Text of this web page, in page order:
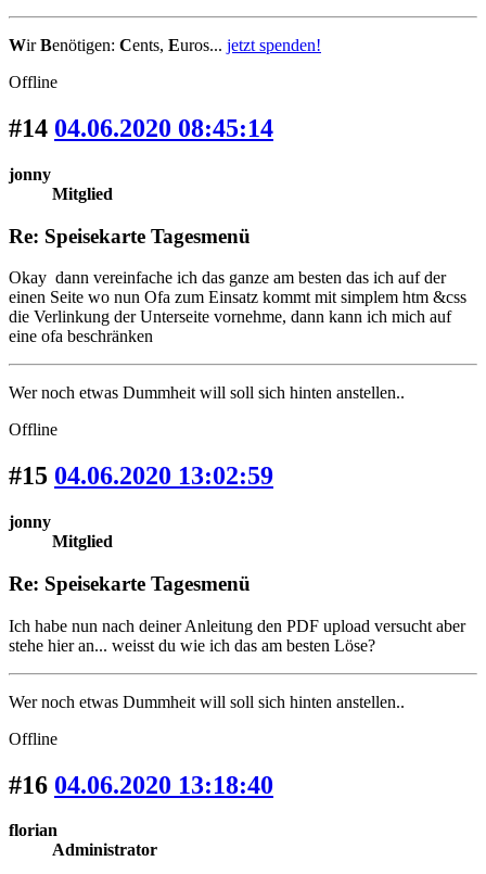
WirBenötigen: Cents, Euros... jetzt spenden!
Offline
#14 04.06.2020 08:45:14
jonny
Mitglied
Re: Speisekarte Tagesmenü
Okay dann vereinfache ich das ganze am besten das ich auf der
einen Seite wo nun Ofa zum Einsatz kommt mit simplem htm &css
die Verlinkung der Unterseite vornehme, dann kann ich mich auf
eine ofa beschränken
Wer noch etwas Dummheit will soll sich hinten anstellen..
Offline
#15 04.06.2020 13:02:59
jonny
Mitglied
Re: Speisekarte Tagesmenü
Ich habe nun nach deiner Anleitung den PDF upload versucht aber
stehe hier an... weisst du wie ich das am besten Löse?
Wer noch etwas Dummheit will soll sich hinten anstellen..
Offline
#16 04.06.2020 13:18:40
florian
Administrator